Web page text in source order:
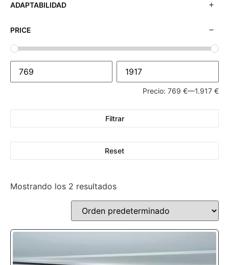
ADAPTABILIDAD
PRICE
Precio: 769 €—1.917 €
Filtrar
Reset
Mostrando los 2 resultados